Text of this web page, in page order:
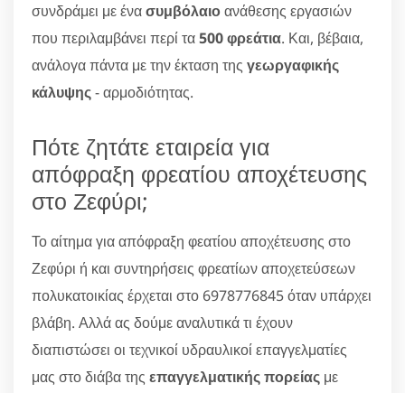
συνδράμει με ένασυμβόλαιοανάθεσης εργασιών
που περιλαμβάνει περί τα500 φρεάτια. Και, βέβαια,
ανάλογα πάντα με την έκταση της γεωργαφικής
κάλυψης- αρμοδιότητας.
Πότε ζητάτε εταιρεία για
απόφραξη φρεατίου αποχέτευσης
στο Ζεφύρι;
Το αίτημα για απόφραξη φεατίου αποχέτευσης στο
Ζεφύρι ή και συντηρήσεις φρεατίων αποχετεύσεων
πολυκατοικίας έρχεται στο 6978776845 όταν υπάρχει
βλάβη. Αλλά ας δούμε αναλυτικά τι έχουν
διαπιστώσει οι τεχνικοί υδραυλικοί επαγγελματίες
μας στο διάβα της επαγγελματικής πορείας με